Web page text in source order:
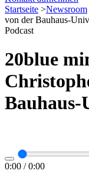
schließen
Startseite >Newsroom
von der Bauhaus-
Podcast
20blue
0:00 /0:00